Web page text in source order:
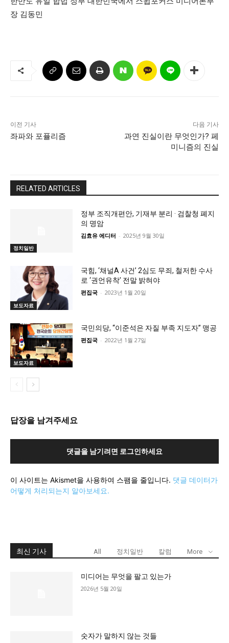
장 김동민
이전 기사
좌파와 포퓰리즘
다음 기사
과연 진실이란 무엇인가? 페
미니즘의 진실
RELATED ARTICLES
정치일반
정부 조직개편안, 기재부 분리 · 검찰청 폐지
의 명암
김효유 에디터 - 2025년 9월 30일
보도자료
국힘, ‘채널A 사건’ 2심도 무죄, 철저한 수사
로 ‘권언유착’ 전말 밝혀야
편집국 - 2023년 1월 20일
보도자료
국민의당, “이준석은 자질 부족 지도자” 맹공
편집국 - 2022년 1월 27일
답장을 남겨주세요
댓글을 남기려면 로그인하세요
이 사이트는 Akismet을 사용하여 스팸을 줄입니다. 댓글 데이터가
어떻게 처리되는지 알아보세요.
최신 기사 All 정치일반 칼럼 More
미디어는 무엇을 팔고 있는가
2026년 5월 20일
숫자가 말하지 않는 것들